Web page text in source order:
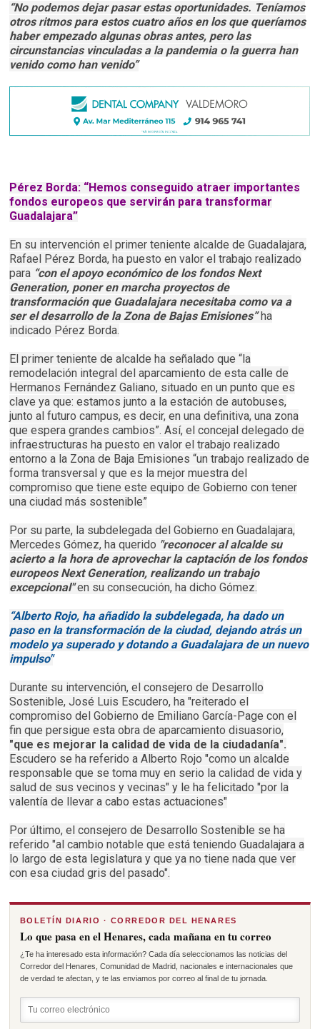
“No podemos dejar pasar estas oportunidades. Teníamos
otros ritmos para estos cuatro años en los que queríamos
haber empezado algunas obras antes, pero las
circunstancias vinculadas a la pandemia o la guerra han
venido como han venido”
Pérez Borda: “Hemos conseguido atraer importantes
fondos europeos que servirán para transformar
Guadalajara”
En su intervención el primer teniente alcalde de Guadalajara,
Rafael Pérez Borda, ha puesto en valor el trabajo realizado
para “con el apoyo económico de los fondos Next
Generation, poner en marcha proyectos de
transformación que Guadalajara necesitaba como va a
ser el desarrollo de la Zona de Bajas Emisiones”ha
indicado Pérez Borda.
El primer teniente de alcalde ha señalado que “la
remodelación integral del aparcamiento de esta calle de
Hermanos Fernández Galiano, situado en un punto que es
clave ya que: estamos junto a la estación de autobuses,
junto al futuro campus, es decir, en una definitiva, una zona
que espera grandes cambios”. Así, el concejal delegado de
infraestructuras ha puesto en valor el trabajo realizado
entorno a la Zona de Baja Emisiones “un trabajo realizado de
forma transversal y que es la mejor muestra del
compromiso que tiene este equipo de Gobierno con tener
una ciudad más sostenible”
Por su parte, la subdelegada del Gobierno en Guadalajara,
Mercedes Gómez, ha querido "reconocer al alcalde su
acierto a la hora de aprovechar la captación de los fondos
europeos Next Generation, realizando un trabajo
excepcional"en su consecución, ha dicho Gómez.
“Alberto Rojo, ha añadido la subdelegada, ha dado un
paso en la transformación de la ciudad, dejando atrás un
modelo ya superado y dotando a Guadalajara de un nuevo
impulso"
Durante su intervención, el consejero de Desarrollo
Sostenible, José Luis Escudero, ha "reiterado el
compromiso del Gobierno de Emiliano García-Page con el
fin que persigue esta obra de aparcamiento disuasorio,
"que es mejorar la calidad de vida de la ciudadanía".
Escudero se ha referido a Alberto Rojo "como un alcalde
responsable que se toma muy en serio la calidad de vida y
salud de sus vecinos y vecinas" y le ha felicitado "por la
valentía de llevar a cabo estas actuaciones"
Por último, el consejero de Desarrollo Sostenible se ha
referido "al cambio notable que está teniendo Guadalajara a
lo largo de esta legislatura y que ya no tiene nada que ver
con esa ciudad gris del pasado".
BOLETÍN DIARIO · CORREDOR DEL HENARES
Lo que pasa en el Henares, cada mañana en tu correo
¿Te ha interesado esta información? Cada día seleccionamos las noticias del
Corredor del Henares, Comunidad de Madrid, nacionales e internacionales que
de verdad te afectan, y te las enviamos por correo al final de tu jornada.